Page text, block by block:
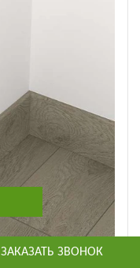
ЗАКАЗАТЬ ЗВОНОК